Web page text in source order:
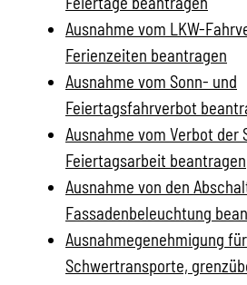
Ausnahme vom LKW-
Ferienzeiten beantragen
Ausnahme vom Sonn- und
Feiertagsfahrverbot
Ausnahme vom Verbot der
Feiertagsarbeit beantragen
Ausnahme von den
Fassadenbeleuchtung
Ausnahmegenehmigung
Schwertransporte,